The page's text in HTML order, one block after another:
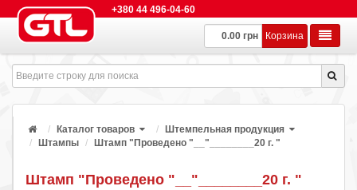
+380 44 496-04-60
0.00 грн Корзина
Каталог товаров
Штемпельная продукция
Штампы
Штамп "Проведено "__"________20 г. "
Штамп "Проведено "__"________20 г. "